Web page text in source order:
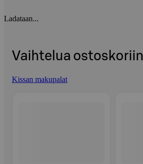
Ladataan...
Vaihtelua ostoskoriin
Kissan makupalat